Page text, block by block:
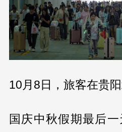
10月8日，旅客在贵阳
国庆中秋假期最后